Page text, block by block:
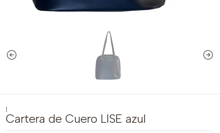
Cartera de Cuero LISE azul